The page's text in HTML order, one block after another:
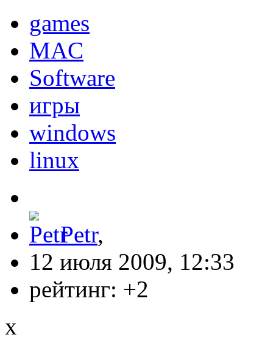
games
MAC
Software
игры
windows
linux
Petr,
12 июля 2009, 12:33
рейтинг: +2
x